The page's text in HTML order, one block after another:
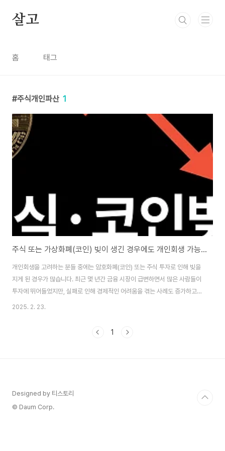
살고
홈 태그
주식개인파산 1
주식 또는 가상화폐(코인) 빚이 생긴 경우에도 개인회생 가능한가요?
개인회생을 고려하는 분들 중에는 암호화폐(코인) 또는 주식 투자로 인해 빚을
지게 된 경우가 많습니다. 최근 몇 년간 금융 시장이 급변하면서 많은 사람들이
투자에 뛰어들었지만, 실패로 인해 경제적인 어려움을 겪는 사례도 증가하고
있습니다.그렇다면 주식 또는 가상화폐 투자로 인해 발생한 채무도 개인회생이
서는 주식 및 가상화폐 투자로 인한 채무와 개인회생 가능성에 대해 알아보고,
2025. 2. 23.
1
Designed by 티스토리
© Daum Corp.